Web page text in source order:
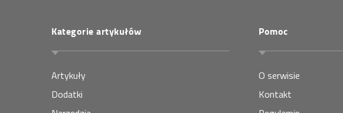
Kategorie artykułów
Artykuły
Dodatki
Pomoc
O serwisie
Kontakt